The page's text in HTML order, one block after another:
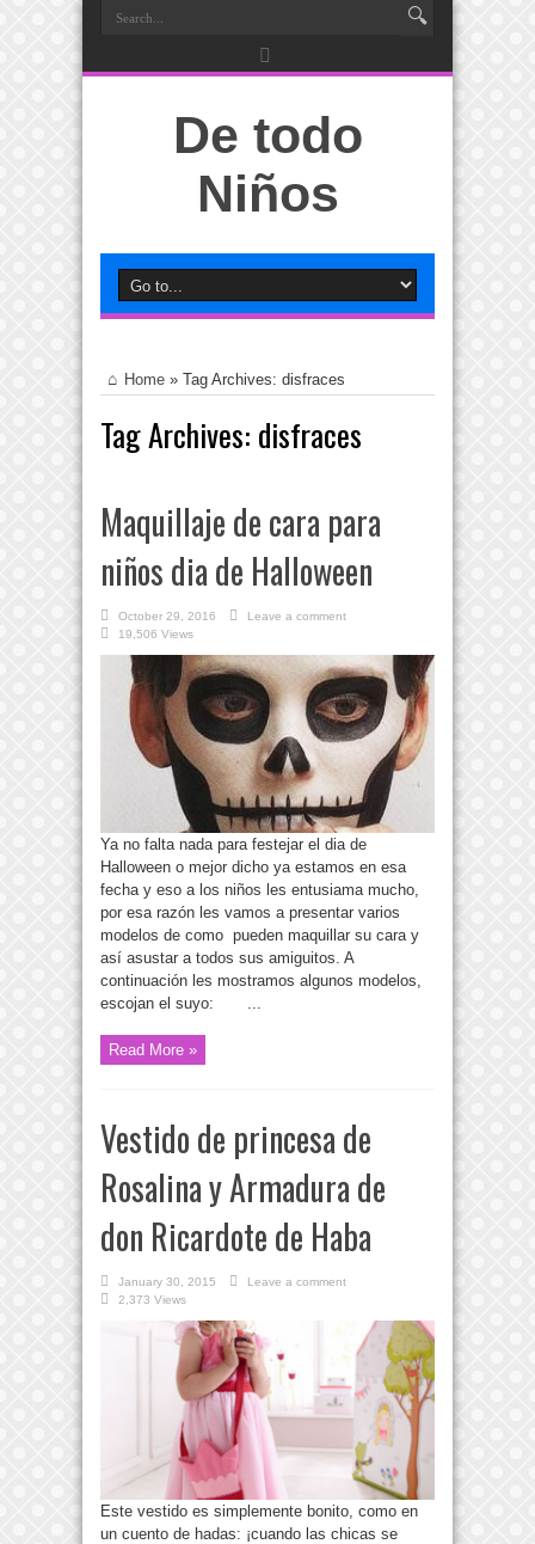
De todo
Niños
Home » Tag Archives: disfraces
Tag Archives: disfraces
Maquillaje de cara para
niños dia de Halloween
October 29, 2016
Leave a comment
19,506 Views
Ya no falta nada para festejar el dia de
Halloween o mejor dicho ya estamos en esa
fecha y eso a los niños les entusiama mucho,
por esa razón les vamos a presentar varios
modelos de como pueden maquillar su cara y
así asustar a todos sus amiguitos. A
continuación les mostramos algunos modelos,
escojan el suyo: ...
Read More »
Vestido de princesa de
Rosalina y Armadura de
don Ricardote de Haba
January 30, 2015
Leave a comment
2,373 Views
Este vestido es simplemente bonito, como en
un cuento de hadas: ¡cuando las chicas se